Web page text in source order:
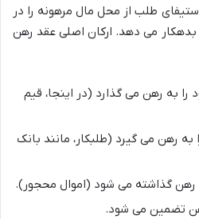
طلب از محل مال مرهونه را در
می دهد. ارکان اصلی عقد رهن
به رهن می گذارد (در اینجا، قیم
رهن می گیرد (طلبکار، مانند بانک
رهن گذاشته می شود (اموال محجور).
تضمین می شود.